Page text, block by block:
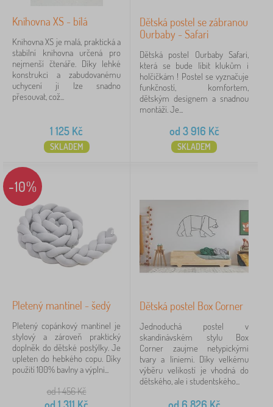
Knihovna XS - bílá
Knihovna XS je malá, praktická a
stabilní knihovna určená pro
nejmenší čtenáře. Díky lehké
konstrukci a zabudovanému
uchycení ji lze snadno
přesouvat, což...
1 125 Kč
SKLADEM
Dětská postel se zábranou
Ourbaby - Safari
Dětská postel Ourbaby Safari,
která se bude líbit klukům i
holčičkám ! Postel se vyznačuje
funkčností, komfortem,
dětským designem a snadnou
montáží. Je...
od 3 916 Kč
SKLADEM
-10%
Pletený mantinel - šedý
Pletený copánkový mantinel je
stylový a zároveň praktický
doplněk do dětské postýlky. Je
upleten do hebkého copu. Díky
použití 100% bavlny a výplni...
od 1 456Kč
Dětská postel Box Corner
Jednoduchá postel v
skandinávském stylu Box
Corner zaujme netypickými
tvary a liniemi. Díky velkému
výběru velikostí je vhodná do
dětského, ale i studentského...